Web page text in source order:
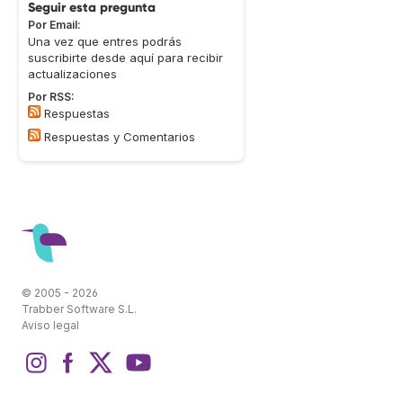
Seguir esta pregunta
Por Email:
Una vez que entres podrás
suscribirte desde aquí para recibir
actualizaciones
Por RSS:
Respuestas
Respuestas y Comentarios
© 2005 - 2026
Trabber Software S.L.
Aviso legal